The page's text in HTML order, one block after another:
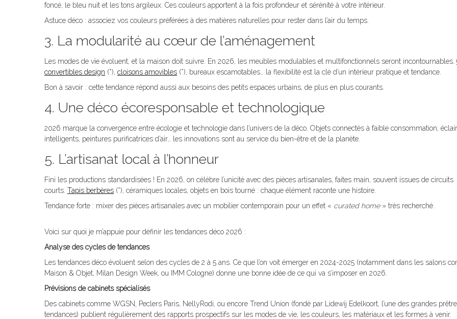
foncé, le bleu nuit et les tons argileux. Ces couleurs apportent à la fois profondeur et sérénité à votre intérieur.
Astuce déco : associez vos couleurs préférées à des matières naturelles pour rester dans l’air du temps.
3. La modularité au cœur de l’aménagement
Les modes de vie évoluent, et la maison doit suivre. En 2026, les meubles modulables et multifonctionnels seront incontournables.
convertibles design (*), cloisons amovibles (*), bureaux escamotables… la flexibilité est la clé d’un intérieur pratique et tendance.
Bon à savoir : cette tendance répond aussi aux besoins des petits espaces urbains, de plus en plus courants.
4. Une déco écoresponsable et technologique
2026 marque la convergence entre écologie et technologie dans l’univers de la déco. Objets connectés à faible consommation,
intelligents, peintures purificatrices d’air… les innovations sont au service du bien-être et de la planète.
5. L’artisanat local à l’honneur
Fini les productions standardisées ! En 2026, on célèbre l’unicité avec des pièces artisanales, faites main, souvent issues de circuits
courts. Tapis berbères (*), céramiques locales, objets en bois tourné : chaque élément raconte une histoire.
Tendance forte : mixer des pièces artisanales avec un mobilier contemporain pour un effet « curated home» très recherché.
Voici sur quoi je m’appuie pour définir les tendances déco 2026 :
Analyse des cycles de tendances
Les tendances déco évoluent selon des cycles de 2 à 5 ans. Ce que l’on voit émerger en 2024-2025 (notamment dans les salons
Maison & Objet, Milan Design Week, ou IMM Cologne) donne une bonne idée de ce qui va s’imposer en 2026.
Prévisions de cabinets spécialisés
Des cabinets comme WGSN, Peclers Paris, NellyRodi, ou encore Trend Union (fondé par Lidewij Edelkoort, l’une des grandes
tendances) publient régulièrement des rapports prospectifs sur les modes de vie, les couleurs, les matériaux et les formes à venir.